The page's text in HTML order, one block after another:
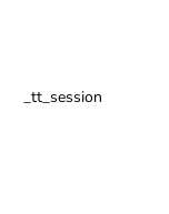
_tt_session